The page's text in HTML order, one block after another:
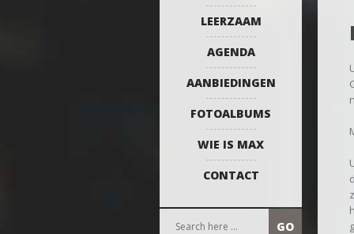
LEERZAAM
AGENDA
AANBIEDINGEN
FOTOALBUMS
WIE IS MAX
CONTACT